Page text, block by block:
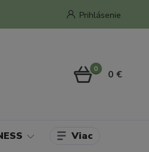
Prihlásenie
0 0 €
Viac